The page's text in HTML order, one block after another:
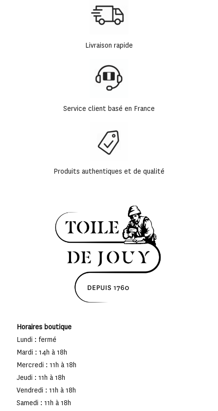
Livraison rapide
Service client basé en France
Produits authentiques et de qualité
Horaires boutique
Lundi : fermé
Mardi : 14h à 18h
Mercredi : 11h à 18h
Jeudi : 11h à 18h
Vendredi : 11h à 18h
Samedi : 11h à 18h